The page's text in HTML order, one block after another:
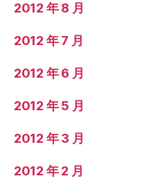
2012 年 8 月
2012 年 7 月
2012 年 6 月
2012 年 5 月
2012 年 3 月
2012 年 2 月